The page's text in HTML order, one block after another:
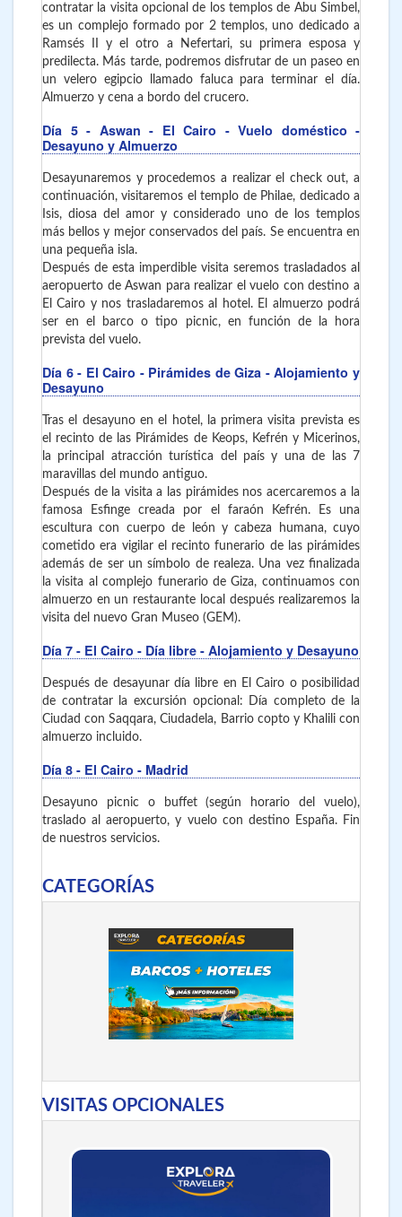
contratar la visita opcional de los templos de Abu Simbel,
es un complejo formado por 2 templos, uno dedicado a
Ramsés II y el otro a Nefertari, su primera esposa y
predilecta. Más tarde, podremos disfrutar de un paseo en
un velero egipcio llamado faluca para terminar el día.
Almuerzo y cena a bordo del crucero.
Día 5 - Aswan - El Cairo - Vuelo doméstico -
Desayuno y Almuerzo
Desayunaremos y procedemos a realizar el check out, a
continuación, visitaremos el templo de Philae, dedicado a
Isis, diosa del amor y considerado uno de los templos
más bellos y mejor conservados del país. Se encuentra en
una pequeña isla.
Después de esta imperdible visita seremos trasladados al
aeropuerto de Aswan para realizar el vuelo con destino a
El Cairo y nos trasladaremos al hotel. El almuerzo podrá
ser en el barco o tipo picnic, en función de la hora
prevista del vuelo.
Día 6 - El Cairo - Pirámides de Giza - Alojamiento y
Desayuno
Tras el desayuno en el hotel, la primera visita prevista es
el recinto de las Pirámides de Keops, Kefrén y Micerinos,
la principal atracción turística del país y una de las 7
maravillas del mundo antiguo.
Después de la visita a las pirámides nos acercaremos a la
famosa Esfinge creada por el faraón Kefrén. Es una
escultura con cuerpo de león y cabeza humana, cuyo
cometido era vigilar el recinto funerario de las pirámides
además de ser un símbolo de realeza. Una vez finalizada
la visita al complejo funerario de Giza, continuamos con
almuerzo en un restaurante local después realizaremos la
visita del nuevo Gran Museo (GEM).
Día 7 - El Cairo - Día libre - Alojamiento y Desayuno
Después de desayunar día libre en El Cairo o posibilidad
de contratar la excursión opcional: Día completo de la
Ciudad con Saqqara, Ciudadela, Barrio copto y Khalili con
almuerzo incluido.
Día 8 - El Cairo - Madrid
Desayuno picnic o buffet (según horario del vuelo),
traslado al aeropuerto, y vuelo con destino España. Fin
de nuestros servicios.
CATEGORÍAS
VISITAS OPCIONALES